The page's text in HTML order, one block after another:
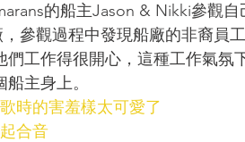
的船主Jason & Nikki參觀
參觀過程中發現船廠的非裔員
們工作得很開心，這種工作氣
主身上。
時的害羞樣太可愛了
合音